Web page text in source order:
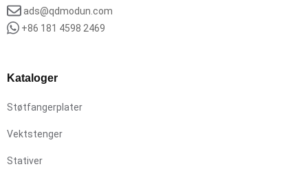
ads@qdmodun.com
+86 181 4598 2469
Kataloger
Støtfangerplater
Vektstenger
Stativer